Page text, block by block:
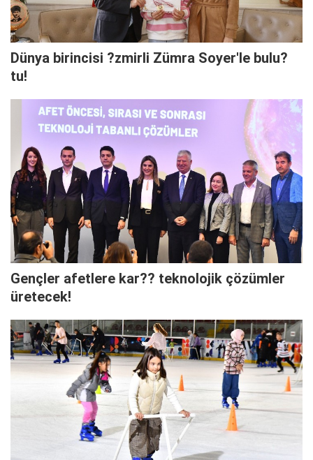
Dünya birincisi ?zmirli Zümra Soyer'le bulu?
tu!
Gençler afetlere kar?? teknolojik çözümler
üretecek!